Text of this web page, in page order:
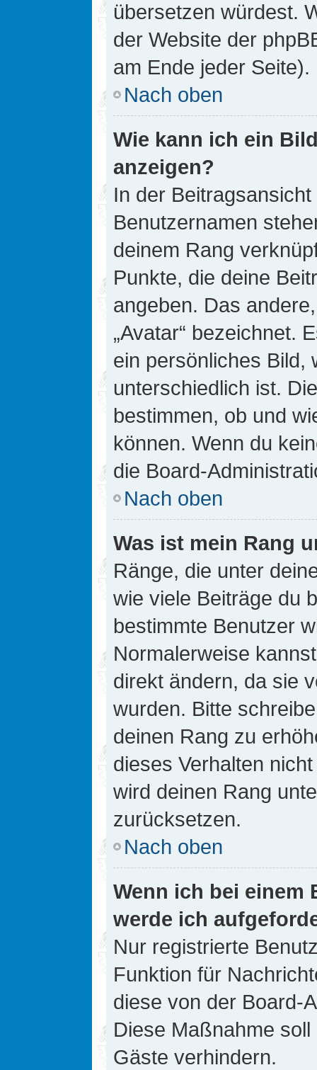
übersetzen würdest.
der Website der
am Ende jeder Seite).
Nach oben
Wie kann ich ein
anzeigen?
In der
Benutzernamen
deinem Rang
Punkte, die deine
angeben. Das
„Avatar“ bezeichnet.
ein persönliches Bild,
unterschiedlich ist.
bestimmen, ob und
können. Wenn du
die Board-
Nach oben
Was ist mein Rang
Ränge, die unter
wie viele Beiträge du
bestimmte Benutzer
Normalerweise
direkt ändern, da sie
wurden. Bitte
deinen Rang zu
dieses Verhalten
wird deinen Rang
zurücksetzen.
Nach oben
Wenn ich bei einem
werde ich
Nur registrierte
Funktion für
diese von der Board-
Diese Maßnahme
Gäste verhindern.